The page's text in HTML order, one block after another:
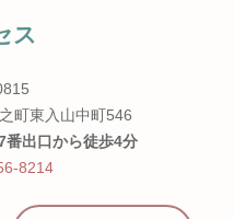
ス
町東入山中町546
番出口から徒歩4分
8214